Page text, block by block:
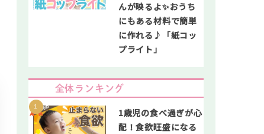
んが映るよ✨おうち
にもある材料で簡単
に作れる♪「紙コッ
プライト」
全体ランキング
1歳児の食べ過ぎが心
配！食欲旺盛になる